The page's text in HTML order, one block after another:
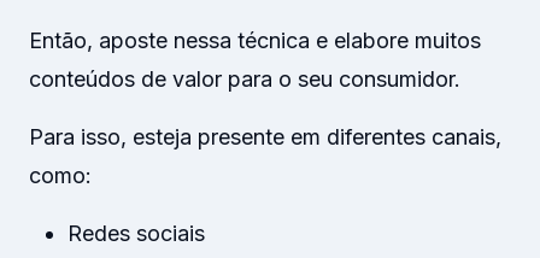
Então, aposte nessa técnica e elabore muitos
conteúdos de valor para o seu consumidor.
Para isso, esteja presente em diferentes canais,
como:
Redes sociais